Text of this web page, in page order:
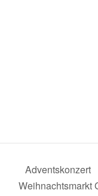
Adventskonzert
Weihnachtsmarkt